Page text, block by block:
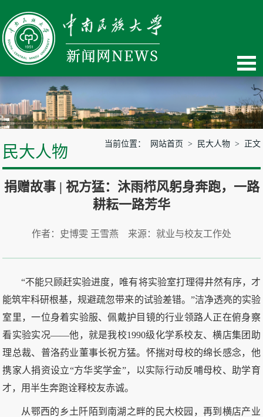
民大人物 当前位置： 网站首页 > 民大人物> 正文
捐赠故事 | 祝方猛：沐雨栉风躬身奔跑，一路
耕耘一路芳华
作者：史博雯 王雪燕 来源：就业与校友工作处
“不能只顾赶实验进度，唯有将实验室打理得井然有序，才
能筑牢科研根基，规避疏忽带来的试验差错。”洁净透亮的实验
室里，一位身着实验服、佩戴护目镜的行业领路人正在俯身察
看实验实况——他，就是我校1990级化学系校友、横店集团助
理总裁、普洛药业董事长祝方猛。怀揣对母校的绵长感念，他
携家人捐资设立“方华奖学金”，以实际行动反哺母校、助学育
才，用半生奔跑诠释校友赤诚。
从鄂西的乡土阡陌到南湖之畔的民大校园，再到横店产业